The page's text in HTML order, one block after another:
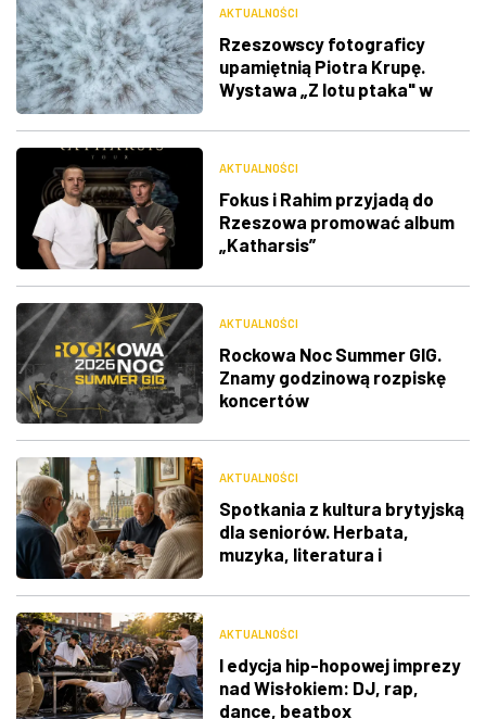
AKTUALNOŚCI
Rzeszowscy fotograficy
upamiętnią Piotra Krupę.
Wystawa „Z lotu ptaka" w
AKTUALNOŚCI
Fokus i Rahim przyjadą do
Rzeszowa promować album
„Katharsis”
AKTUALNOŚCI
Rockowa Noc Summer GIG.
Znamy godzinową rozpiskę
koncertów
AKTUALNOŚCI
Spotkania z kultura brytyjską
dla seniorów. Herbata,
muzyka, literatura i
AKTUALNOŚCI
I edycja hip-hopowej imprezy
nad Wisłokiem: DJ, rap,
dance, beatbox